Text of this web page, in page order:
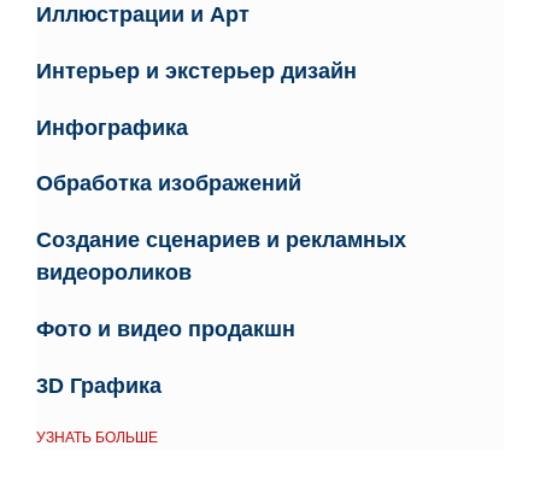
Иллюстрации и Арт
Интерьер и экстерьер дизайн
Инфографика
Обработка изображений
Создание сценариев и рекламных
видеороликов
Фото и видео продакшн
3D Графика
УЗНАТЬ БОЛЬШЕ